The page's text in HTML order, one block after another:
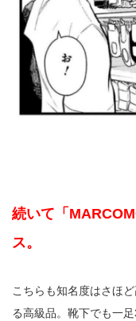
続いて「
ス。
こちらも知名度はさほ
る高級品。靴下でも一